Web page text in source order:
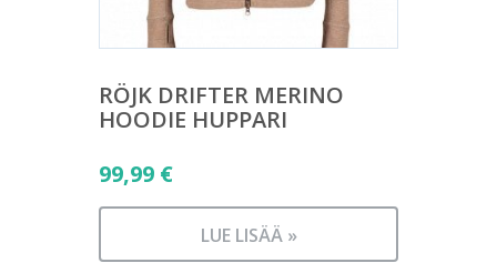
RÖJK DRIFTER MERINO
HOODIE HUPPARI
99,99 €
LUE LISÄÄ »